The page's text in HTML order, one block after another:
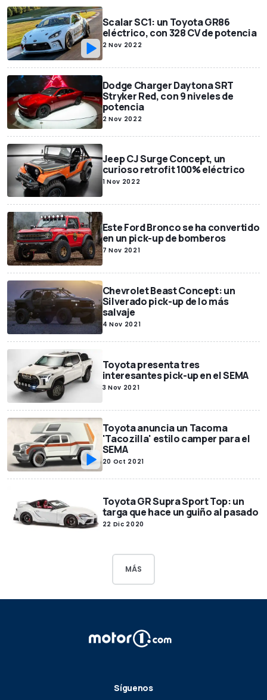
Scalar SC1: un Toyota GR86
eléctrico, con 328 CV de potencia
2 Nov 2022
Dodge Charger Daytona SRT
Stryker Red, con 9 niveles de
potencia
2 Nov 2022
Jeep CJ Surge Concept, un
curioso retrofit 100% eléctrico
1 Nov 2022
Este Ford Bronco se ha convertido
en un pick-up de bomberos
7 Nov 2021
Chevrolet Beast Concept: un
Silverado pick-up de lo más
salvaje
4 Nov 2021
Toyota presenta tres
interesantes pick-up en el SEMA
3 Nov 2021
Toyota anuncia un Tacoma
'Tacozilla' estilo camper para el
SEMA
20 Oct 2021
Toyota GR Supra Sport Top: un
targa que hace un guiño al pasado
22 Dic 2020
MÁS
Síguenos